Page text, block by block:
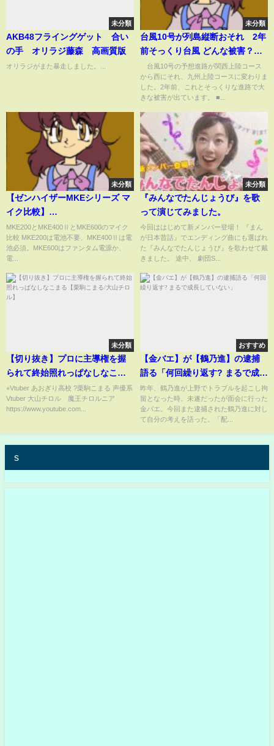
未分類
AKB48フライングゲット 合い
の手 オリラジ藤森 高画質版
オリラジがまた暴走しました。...
未分類
台風10号が列島縦断おそれ 2年
前そっくり台風 どんな被害？
【スーパーJチャンネル】(2024
年8月27日)
台風10号の予想進路が関西上陸コース
から西にそれ、九州上陸コースに変わりま
した。2年前、これとそっくりな進路で大
きな被害が出ています。 ■...
未分類
【ゼンハイザーMKEシリーズ マ
イク比較】
MKE200,MKE400Ⅱ,MKE600で
録った声を比較してみた
MKE200とMKE400ⅡとMKE600のマイク
比較 MKE200は電池不要、MKE400Ⅱは電
池必須。MKE600はファンタム電源か、
電...
未分類
『みんなでたんじょうび』を歌
って演じてみました。
今回ははじめて新メンバー登場！ 『まん
が日本昔話』でエンディング曲にも選ばれ
た『みんなでたんじょうび』を歌わせて戴
きました。 途中、 劇団S...
未分類
【切り抜き】プロに主導権を握
られて終始照れっぱなしなこま
る【栗駒こまる/大山チロル】
⭐︎Vtuber あおぎり高校 ?栗駒こまる 声優系
Vtuber 大山チロル 魔王チロルニア
https://www.youtube.com...
おすすめ
【金バエ】が【鶴乃進】の逮捕
語る「何回繰り返す? まるで成長
していない」
昨年、鶴乃進が上野でトラブルを起こし拘
留となった時、未遂だったが面会に行った
金バエ。今回また逮捕された鶴乃進に対し
て自分の考えを語った。「配...
s